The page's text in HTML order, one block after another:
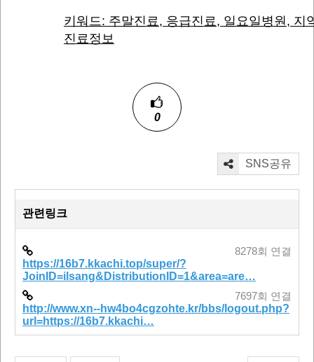
키워드: 주말진료, 응급진료, 일요일병원, 지
진료정보
0
SNS공유
관련링크
https://16b7.kkachi.top/super/?
JoinID=ilsang&DistributionID=1&area=are…
8278회 연결
http://www.xn--hw4bo4cgzohte.kr/bbs/logout.php?
url=https://16b7.kkachi…
7697회 연결